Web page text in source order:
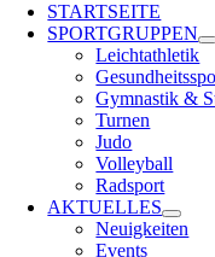
STARTSEITE
SPORTGRUPPEN
Leichtathletik
Gymnastik &
Turnen
Judo
Volleyball
Radsport
AKTUELLES
Neuigkeiten
Events